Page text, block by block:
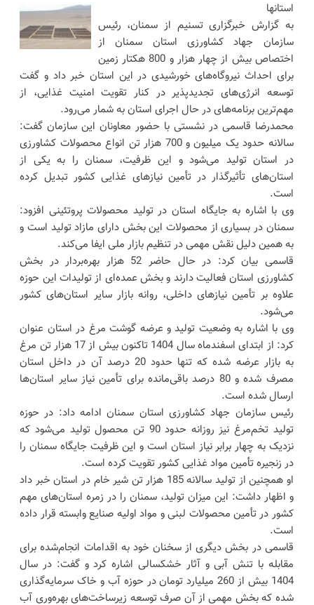
استانها
به گزارش خبرگزاری تسنیم از سمنان، رئیس
سازمان جهاد کشاورزی استان سمنان از
اختصاص بیش از چهار هزار و 800 هکتار زمین
برای احداث نیروگاه‌های خورشیدی در این استان خبر داد و گفت
توسعه انرژی‌های تجدیدپذیر در کنار تقویت امنیت غذایی، از
مهم‌ترین برنامه‌های در حال اجرای استان به شمار می‌رود.
محمدرضا قاسمی در نشستی با حضور معاونان این سازمان گفت:
سالانه حدود یک میلیون و 700 هزار تن انواع محصولات کشاورزی
در استان تولید می‌شود و این ظرفیت، سمنان را به یکی از
استان‌های تأثیرگذار در تأمین نیازهای غذایی کشور تبدیل کرده
است.
وی با اشاره به جایگاه استان در تولید محصولات پروتئینی افزود:
سمنان در بسیاری از محصولات این بخش دارای مازاد تولید است و
به همین دلیل نقش مهمی در تنظیم بازار ملی ایفا می‌کند.
قاسمی بیان کرد: در حال حاضر 52 هزار بهره‌بردار در بخش
کشاورزی استان فعالیت دارند و بخش عمده‌ای از تولیدات این حوزه
علاوه بر تأمین نیازهای داخلی، روانه بازار سایر استان‌های کشور
می‌شود.
وی با اشاره به وضعیت تولید و عرضه گوشت مرغ در استان عنوان
کرد: از ابتدای اسفندماه سال 1404 تاکنون بیش از 17 هزار تن مرغ
به بازار عرضه شده که تنها حدود 20 درصد آن در داخل استان
مصرف شده و 80 درصد باقی‌مانده برای تأمین نیاز سایر استان‌ها
ارسال شده است.
رئیس سازمان جهاد کشاورزی استان سمنان ادامه داد: در حوزه
تولید تخم‌مرغ نیز روزانه حدود 90 تن محصول تولید می‌شود که
نزدیک به چهار برابر نیاز استان است و این ظرفیت جایگاه سمنان را
در زنجیره تأمین مواد غذایی کشور تقویت کرده است.
او همچنین از تولید سالانه 185 هزار تن شیر خام در استان خبر داد
و اظهار داشت: این میزان تولید، سمنان را در زمره استان‌های مهم
کشور در تأمین محصولات لبنی و مواد اولیه صنایع وابسته قرار داده
است.
قاسمی در بخش دیگری از سخنان خود به اقدامات انجام‌شده برای
مقابله با تنش آبی و آثار خشکسالی اشاره کرد و گفت: در سال
1404 بیش از 260 میلیارد تومان در حوزه آب و خاک سرمایه‌گذاری
شده که بخش مهمی از آن صرف توسعه زیرساخت‌های بهره‌وری آب